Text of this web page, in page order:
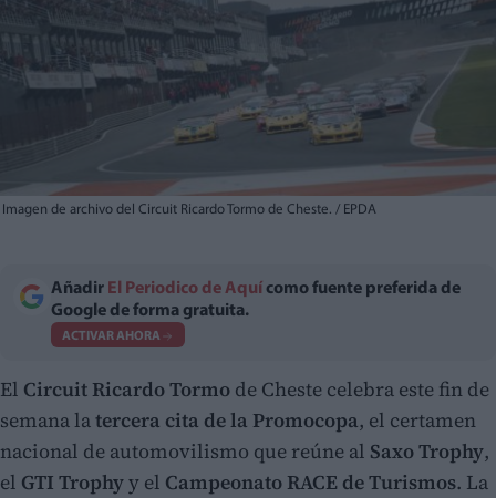
Imagen de archivo del Circuit Ricardo Tormo de Cheste. / EPDA
Añadir El Periodico de Aquí como fuente preferida de
Google de forma gratuita.
ACTIVAR AHORA
El Circuit Ricardo Tormo de Cheste celebra este fin de
semana latercera cita de la Promocopa, el certamen
nacional de automovilismo que reúne al Saxo Trophy,
el GTI Trophyy el Campeonato RACE de Turismos. La